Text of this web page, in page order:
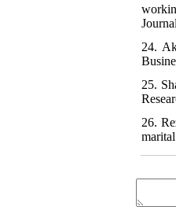
24.
25.
26.